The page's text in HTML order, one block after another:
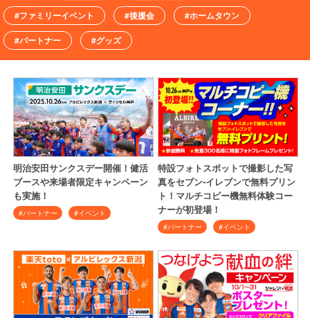
#ファミリーイベント
#後援会
#ホームタウン
#パートナー
#グッズ
明治安田サンクスデー開催！健活
ブースや来場者限定キャンペーン
も実施！
#パートナー #イベント
特設フォトスポットで撮影した写
真をセブン‐イレブンで無料プリン
ト！マルチコピー機無料体験コー
ナーが初登場！
#パートナー #イベント